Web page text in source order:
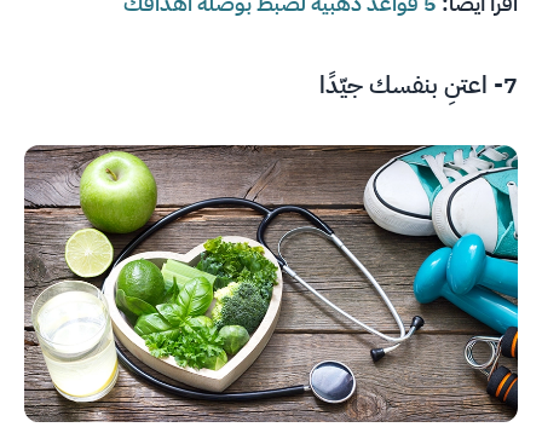
7- اعتنِ بنفسك جيّدًا